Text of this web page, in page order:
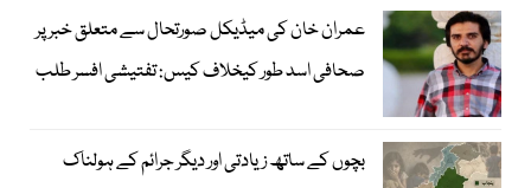
عمران خان کی میڈیکل صورتحال سے متعلق خبر پر
صحافی اسد طور کیخلاف کیس: تفتیشی افسر طلب
بچوں کے ساتھ زیادتی اور دیگر جرائم کے ہولناک